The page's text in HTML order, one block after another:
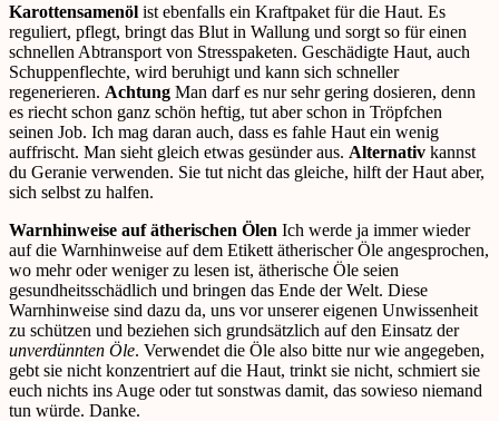
Karottensamenöl ist ebenfalls ein Kraftpaket für die Haut. Es
reguliert, pflegt, bringt das Blut in Wallung und sorgt so für einen
schnellen Abtransport von Stresspaketen. Geschädigte Haut, auch
Schuppenflechte, wird beruhigt und kann sich schneller
regenerieren. Achtung Man darf es nur sehr gering dosieren, denn
es riecht schon ganz schön heftig, tut aber schon in Tröpfchen
seinen Job. Ich mag daran auch, dass es fahle Haut ein wenig
auffrischt. Man sieht gleich etwas gesünder aus. Alternativ kannst
du Geranie verwenden. Sie tut nicht das gleiche, hilft der Haut aber,
sich selbst zu halfen.
Warnhinweise auf ätherischen Ölen Ich werde ja immer wieder
auf die Warnhinweise auf dem Etikett ätherischer Öle angesprochen,
wo mehr oder weniger zu lesen ist, ätherische Öle seien
gesundheitsschädlich und bringen das Ende der Welt. Diese
Warnhinweise sind dazu da, uns vor unserer eigenen Unwissenheit
zu schützen und beziehen sich grundsätzlich auf den Einsatz der
unverdünnten Öle. Verwendet die Öle also bitte nur wie angegeben,
gebt sie nicht konzentriert auf die Haut, trinkt sie nicht, schmiert sie
euch nichts ins Auge oder tut sonstwas damit, das sowieso niemand
tun würde. Danke.